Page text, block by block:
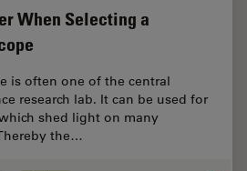
When Selecting a
is often one of the central
research lab. It can be used for
shed light on many
the…